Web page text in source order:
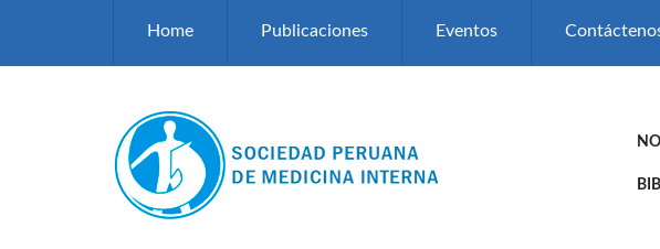
Home Publicaciones Eventos